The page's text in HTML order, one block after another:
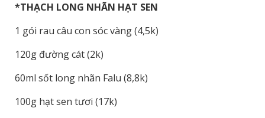
*THẠCH LONG NHÃN HẠT SEN
1 gói rau câu con sóc vàng (4,5k)
120g đường cát (2k)
60ml sốt long nhãn Falu (8,8k)
100g hạt sen tươi (17k)